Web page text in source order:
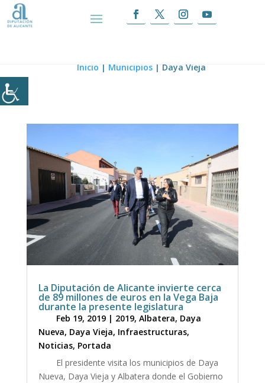
Inicio | Municipios| Daya Vieja
La Diputación de Alicante invierte cerca
de 89 millones de euros en la Vega Baja
durante la presente legislatura
Feb 19, 2019| 2019, Albatera, Daya
Nueva, Daya Vieja, Infraestructuras,
Noticias, Portada
El presidente visita los municipios de Daya
Nueva, Daya Vieja y Albatera donde el Gobierno